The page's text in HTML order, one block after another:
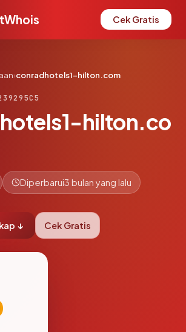
Cek Gratis
›conradhotels1-hilton.com
hilton.co
Diperbarui3 bulan yang lalu
↓ Cek Gratis